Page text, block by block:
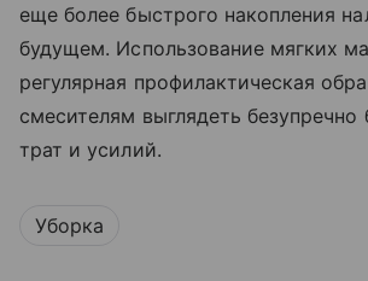
еще более быстрого накопления
будущем. Использование мягких
регулярная профилактическая
смесителям выглядеть безупречно
трат и усилий.
Уборка